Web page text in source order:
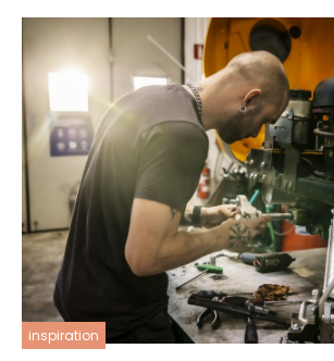
inspiration